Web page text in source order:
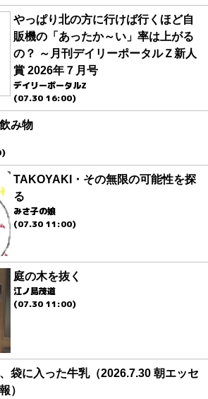
やっぱり北の方に行けば行くほど自
販機の「あったか～い」率は上がる
の？ ～月刊デイリーポータルＺ新人
賞 2026年７月号
デイリーポータルZ
(07.30 16:00)
み物
TAKOYAKI・その無限の可能性を探
る
みさ子の娘
(07.30 11:00)
庭の木を抜く
江ノ島茂道
(07.30 11:00)
袋に入った牛乳（2026.7.30 朝エッセ
）